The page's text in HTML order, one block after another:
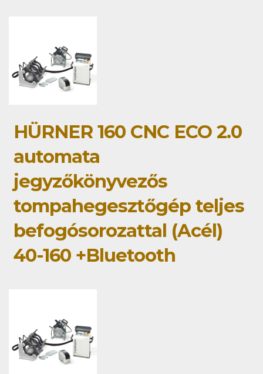
HÜRNER 160 CNC ECO 2.0
automata
jegyzőkönyvezős
tompahegesztőgép teljes
befogósorozattal (Acél)
40-160 +Bluetooth